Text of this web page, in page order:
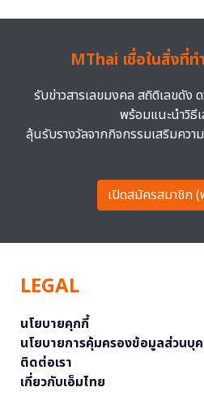
MThai เชื่อในสิ่งที่ท
รับข่าวสารเลขมงคล สถิติเลขดัง
พร้อมแนะนำวิธี
ลุ้นรับรางวัลจากกิจกรรมเสริมคว
เปิดสมัครสมาชิก (
LEGAL
นโยบายคุกกี้
นโยบายการคุ้มครองข้อมูลส่วนบุ
ติดต่อเรา
เกี่ยวกับเอ็มไทย